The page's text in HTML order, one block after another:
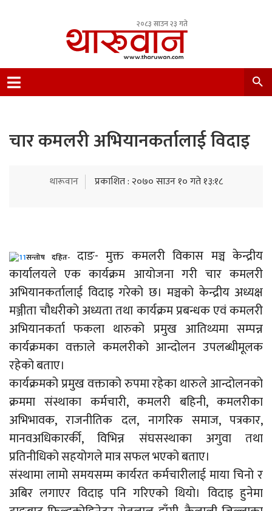
२०८३ साउन २३ गते
Nepal.
चार कमलरी अभियानकर्तालाई विदाइ
थारूवान प्रकाशित : २०७० साउन १० गते १३:१८
सन्तोष दहित- दाङ- मुक्त कमलरी विकास मञ्च केन्द्रीय
कार्यालयले एक कार्यक्रम आयोजना गरी चार कमलरी
अभियानकर्तालाई विदाइ गरेको छ। मञ्चको केन्द्रीय अध्यक्ष
मञ्जीता चौधरीको अध्यता तथा कार्यक्रम प्रबन्धक एवं कमलरी
अभियानकर्ता फकला थारुको प्रमुख आतिथ्यमा सम्पन्न
कार्यक्रमका वक्ताले कमलरीको आन्दोलन उपलब्धीमूलक
रहेको बताए।
कार्यक्रमको प्रमुख वक्ताको रुपमा रहेका थारुले आन्दोलनको
क्रममा संस्थाका कर्मचारी, कमलरी बहिनी, कमलरीका
अभिभावक, राजनीतिक दल, नागरिक समाज, पत्रकार,
मानवअधिकारर्की, विभिन्न संघसस्थाका अगुवा तथा
प्रतिनीधिको सहयोगले मात्र सफल भएको बताए।
संस्थामा लामो समयसम्म कार्यरत कर्मचारीलाई माया चिनो र
अबिर लगाएर विदाइ पनि गरिएको थियो। विदाइ हुनेमा